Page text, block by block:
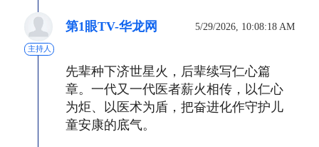
主持人
第1眼TV-华龙网 5/29/2026, 10:08:18 AM
先辈种下济世星火，后辈续写仁心篇
章。一代又一代医者薪火相传，以仁心
为炬、以医术为盾，把奋进化作守护儿
童安康的底气。